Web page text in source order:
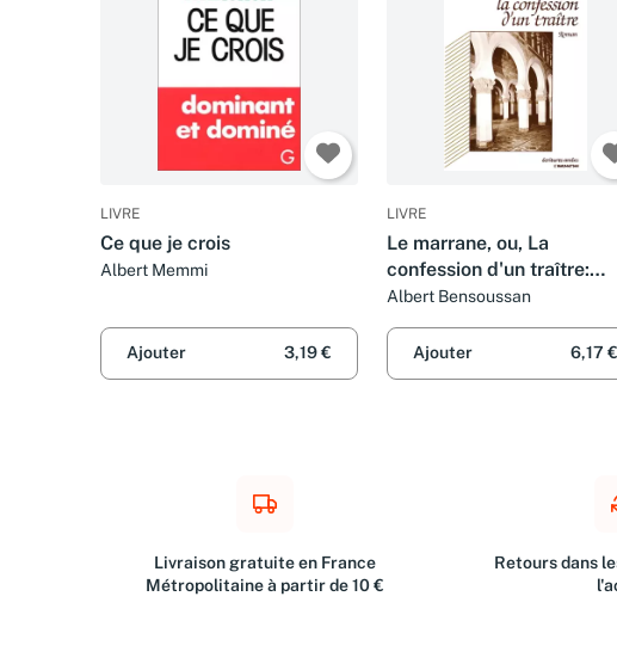
LIVRE
Ce que je crois
Albert Memmi
Ajouter 3,19 €
LIVRE
Le marrane, ou, La
confession d'un traître:
Roman
Albert Bensoussan
Ajouter 6,17 €
Livraison gratuite en France
Métropolitaine à partir de 10 €
Retours dans